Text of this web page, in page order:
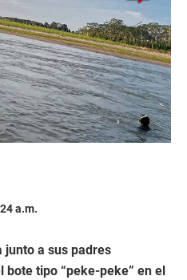
a.m.
junto a sus padres
tipo “peke-peke” en el